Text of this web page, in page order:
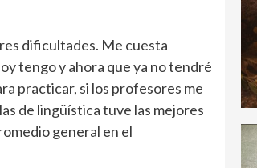
dificultades. Me cuesta
tengo y ahora que ya no tendré
practicar, si los profesores me
de lingüística tuve las mejores
general en el